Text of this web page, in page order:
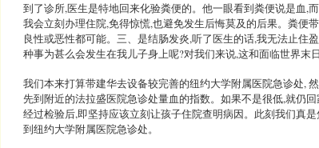
到了诊所,医生是特地回来化验粪便的。他一眼看到粪便说是血,
我会立刻办理住院,免得惊慌,也避免发生后悔莫及的后果。粪便
良性或恶性都可能。三、是结肠发炎,听了医生的话,我无法止住
种事为甚么会发生在我儿子身上呢?对我们来说,这和面临世界末
我们本来打算带建华去设备较完善的纽约大学附属医院急诊处,
先到附近的法拉盛医院急诊处量血的指数。如果不是很低,就仍
经过检验后,即坚持应该立刻让孩子住院查明病因。此刻我们真
到纽约大学附属医院急诊处。